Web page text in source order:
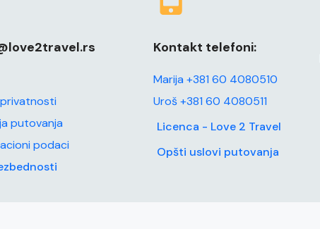
putovanja
podaci
Kontakt telefoni:
Marija +381 60 4080510
Uroš +381 60 4080511
Licenca - Love 2 Travel
Opšti uslovi putovanja